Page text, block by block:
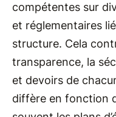
compétentes sur
et réglementaires
structure. Cela
transparence, la
et devoirs de
diffère en fonction